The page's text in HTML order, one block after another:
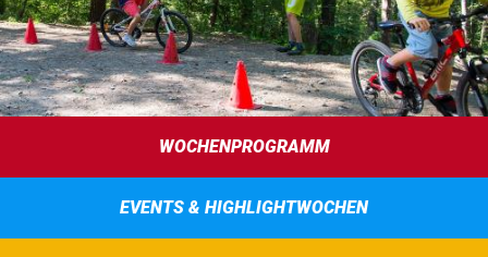
WOCHENPROGRAMM
EVENTS & HIGHLIGHTWOCHEN